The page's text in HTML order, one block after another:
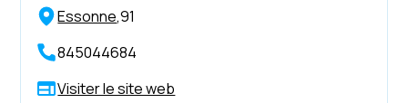
Essonne,91
845044684
Visiter le site web